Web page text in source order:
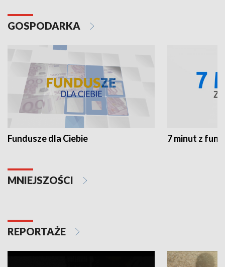
GOSPODARKA
Fundusze dla Ciebie 7 minut z
MNIEJSZOŚCI
REPORTAŻE